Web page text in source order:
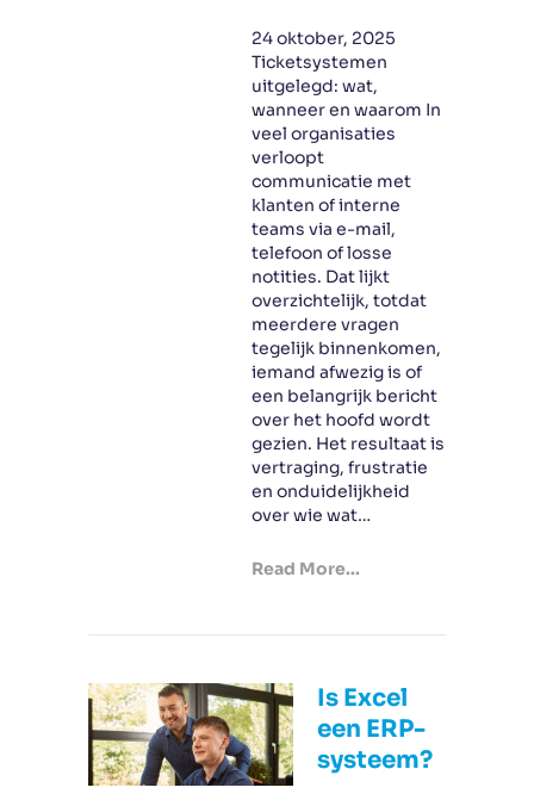
24 oktober, 2025
Ticketsystemen
uitgelegd: wat,
wanneer en waarom In
veel organisaties
verloopt
communicatie met
klanten of interne
teams via e-mail,
telefoon of losse
notities. Dat lijkt
overzichtelijk, totdat
meerdere vragen
tegelijk binnenkomen,
iemand afwezig is of
een belangrijk bericht
over het hoofd wordt
gezien. Het resultaat is
vertraging, frustratie
en onduidelijkheid
over wie wat…
Read More...
Is Excel
een ERP-
systeem?